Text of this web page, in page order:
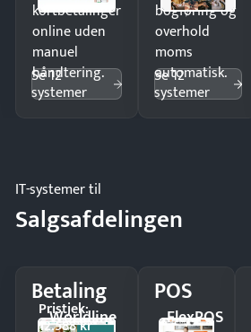
kortbetalinger
online uden
manuel
håndtering.
Se 12
systemer
bogføring og
overhold
moms
automatisk.
Se 12
systemer
IT-systemer til
Salgsafdelingen
Betaling
Worldline
Pristjek:
12.588 kr
POS
FlexPOS